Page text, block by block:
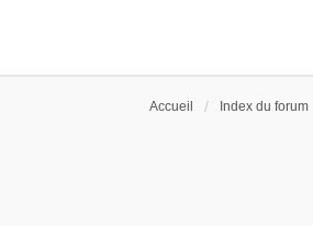
Accueil Index du forum